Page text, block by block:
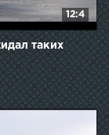
12:4
таких